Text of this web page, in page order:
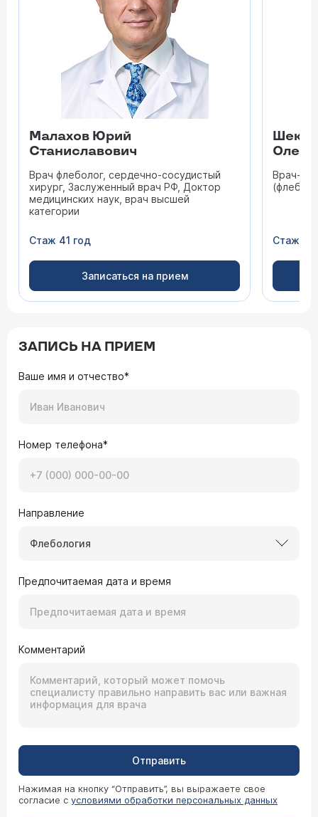
Малахов Юрий
Станиславович
Врач флеболог, сердечно-сосудистый
хирург, Заслуженный врач РФ, Доктор
медицинских наук, врач высшей
категории
Стаж 41 год
Записаться на прием
Врач-
Стаж 19
ЗАПИСЬ НА ПРИЕМ
Ваше имя и отчество*
Номер телефона*
Направление
Флебология
Предпочитаемая дата и время
Комментарий
Отправить
Нажимая на кнопку “Отправить”, вы выражаете свое
согласие с условиями обработки персональных данных